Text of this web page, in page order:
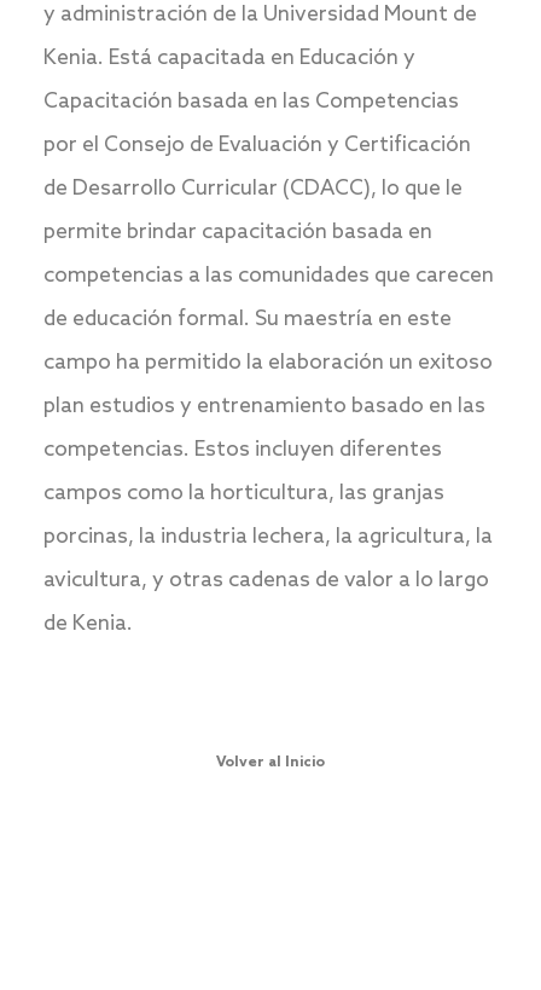
y administración de la Universidad Mount de
Kenia. Está capacitada en Educación y
Capacitación basada en las Competencias
por el Consejo de Evaluación y Certificación
de Desarrollo Curricular (CDACC), lo que le
permite brindar capacitación basada en
competencias a las comunidades que carecen
de educación formal. Su maestría en este
campo ha permitido la elaboración un exitoso
plan estudios y entrenamiento basado en las
competencias. Estos incluyen diferentes
campos como la horticultura, las granjas
porcinas, la industria lechera, la agricultura, la
avicultura, y otras cadenas de valor a lo largo
de Kenia.
Volver al Inicio